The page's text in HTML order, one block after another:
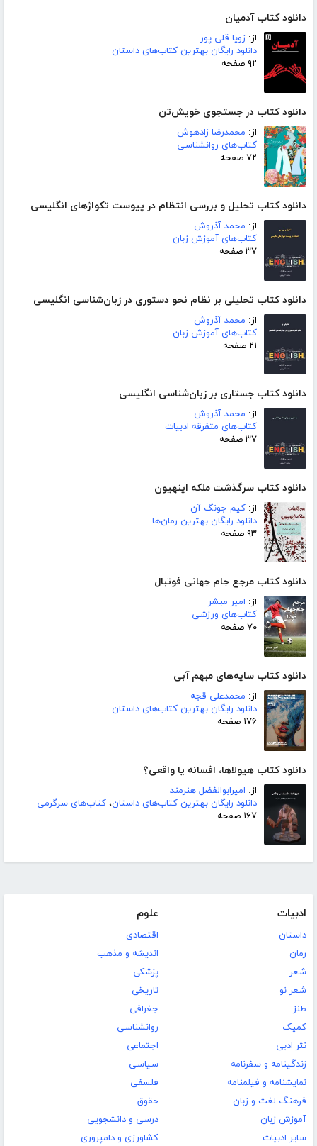
دانلود کتاب آدمیان
از: زویا قلی پور
دانلود رایگان بهترین کتاب‌های داستان
۹۲ صفحه
دانلود کتاب در جستجوی خویش‌تن
از: محمدرضا زادهوش
کتاب‌های روانشناسی
۷۲ صفحه
دانلود کتاب تحلیل و بررسی انتظام در پیوست تکواژهای انگلیسی
از: محمد آذروش
کتاب‌های آموزش زبان
۳۷ صفحه
دانلود کتاب تحلیلی بر نظام نحو دستوری در زبان‌شناسی انگلیسی
از: محمد آذروش
کتاب‌های آموزش زبان
۲۱ صفحه
دانلود کتاب جستاری بر زبان‌شناسی انگلیسی
از: محمد آذروش
کتاب‌های متفرقه ادبیات
۳۷ صفحه
دانلود کتاب سرگذشت ملکه اینهیون
از: کیم جونگ آن
دانلود رایگان بهترین رمان‌ها
۹۳ صفحه
دانلود کتاب مرجع جام جهانی فوتبال
از: امیر مبشر
کتاب‌های ورزشی
۷۰ صفحه
دانلود کتاب سایه‌های مبهم آبی
از: محمدعلی قجه
دانلود رایگان بهترین کتاب‌های داستان
۱۷۶ صفحه
دانلود کتاب هیولاها، افسانه یا واقعی؟
از: امیرابوالفضل هنرمند
دانلود رایگان بهترین کتاب‌های داستان، کتاب‌های سرگرمی
۱۶۷ صفحه
ادبیات
داستان
رمان
شعر
شعر نو
طنز
کمیک
نثر ادبی
زندگینامه و سفرنامه
نمایشنامه و فیلمنامه
فرهنگ لغت و زبان
آموزش زبان
سایر ادبیات
علوم
اقتصادی
اندیشه و مذهب
پزشکی
تاریخی
جغرافی
روانشناسی
اجتماعی
سیاسی
فلسفی
حقوق
درسی و دانشجویی
کشاورزی و دامپروری